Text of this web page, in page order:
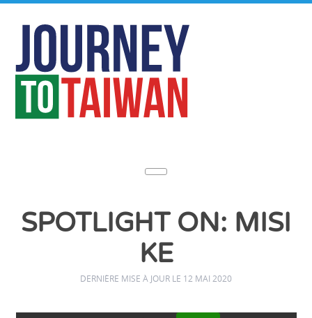
SPOTLIGHT ON: MISI
KE
DERNIÈRE MISE À JOUR LE 12 MAI 2020